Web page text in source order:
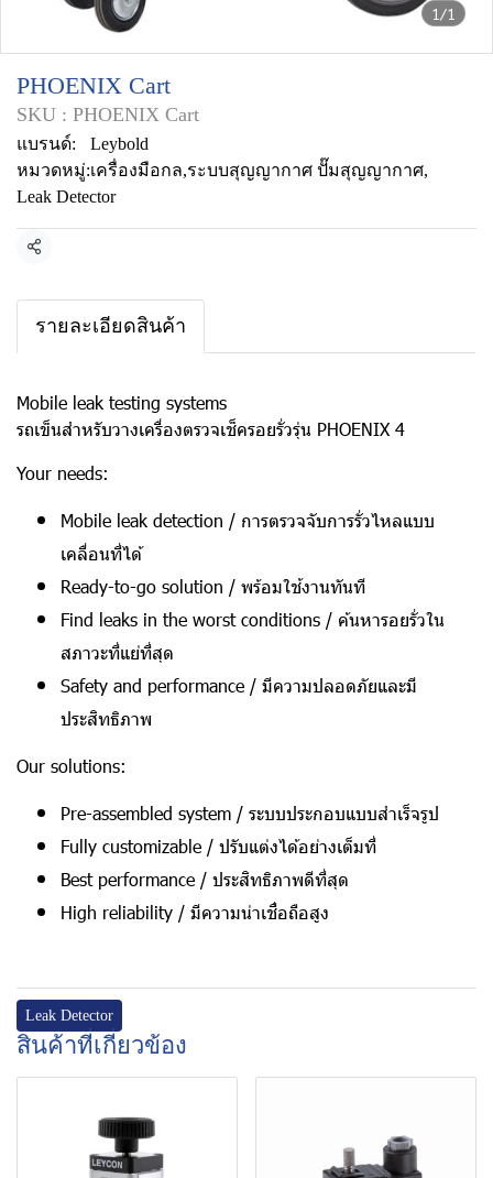
1/1
PHOENIX Cart
SKU : PHOENIX Cart
แบรนด์:
Leybold
หมวดหมู่:เครื่องมือกล,ระบบสุญญากาศ ปั๊มสุญญากาศ,
Leak Detector
แชร์
รายละเอียดสินค้า
Mobile leak testing systems
รถเข็นสำหรับวางเครื่องตรวจเช็ครอยรั่วรุ่น PHOENIX 4
Your needs:
Mobile leak detection / การตรวจจับการรั่วไหลแบบ
เคลื่อนที่ได้
Ready-to-go solution / พร้อมใช้งานทันที
Find leaks in the worst conditions / ค้นหารอยรั่วใน
สภาวะที่แย่ที่สุด
Safety and performance / มีความปลอดภัยและมี
ประสิทธิภาพ
Our solutions:
Pre-assembled system / ระบบประกอบแบบสำเร็จรูป
Fully customizable / ปรับแต่งได้อย่างเต็มที่
Best performance / ประสิทธิภาพดีที่สุด
High reliability / มีความน่าเชื่อถือสูง
Leak Detector
สินค้าที่เกี่ยวข้อง